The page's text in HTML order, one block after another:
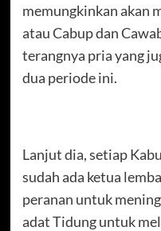
memungkinkan akan
atau Cabup dan
terangnya pria yang
dua periode ini.
Lanjut dia, setiap
sudah ada ketua
peranan untuk
adat Tidung untuk